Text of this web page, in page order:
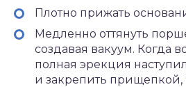
Плотно прижать
Медленно оттянуть
создавая вакуум. Когда
полная эрекция
и закрепить прищепкой,